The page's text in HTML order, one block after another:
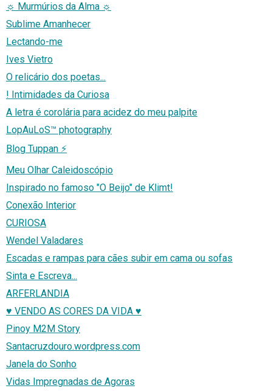
☼ Murmúrios da Alma ☼
Sublime Amanhecer
Lectando-me
Ives Vietro
O relicário dos poetas...
! Intimidades da Curiosa
A letra é corolária para acidez do meu palpite
LopAuLoS™ photography
Blog Tuppan ⚡
Meu Olhar Caleidoscópio
Inspirado no famoso "O Beijo" de Klimt!
Conexão Interior
CURIOSA
Wendel Valadares
Escadas e rampas para cães subir em cama ou sofas
Sinta e Escreva...
ARFERLANDIA
♥ VENDO AS CORES DA VIDA ♥
Pinoy M2M Story
Santacruzdouro.wordpress.com
Janela do Sonho
Vidas Impregnadas de Agoras